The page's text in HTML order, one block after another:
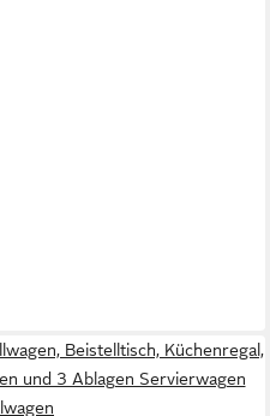
Beistelltisch, Küchenregal,
und 3 Ablagen Servierwagen